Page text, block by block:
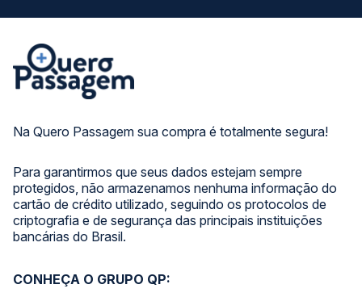
Na Quero Passagem sua compra é totalmente segura!
Para garantirmos que seus dados estejam sempre
protegidos, não armazenamos nenhuma informação do
cartão de crédito utilizado, seguindo os protocolos de
criptografia e de segurança das principais instituições
bancárias do Brasil.
CONHEÇA O GRUPO QP: